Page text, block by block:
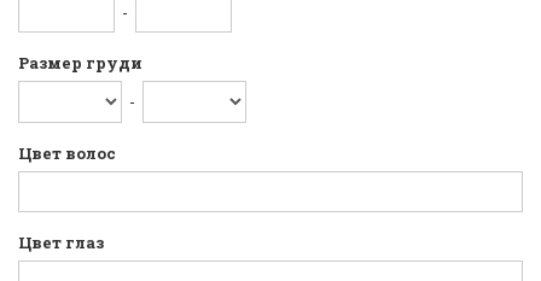
-
Размер груди
-
Цвет волос
Цвет глаз